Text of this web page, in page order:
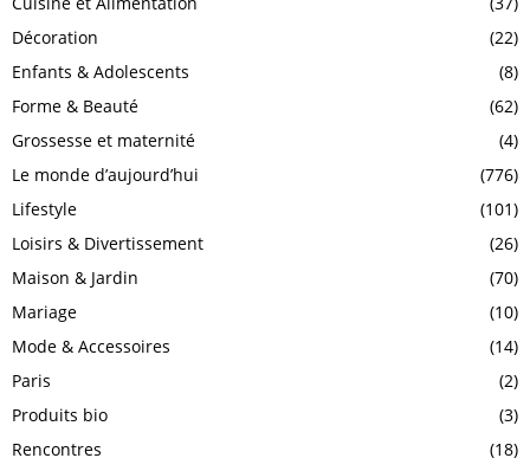
Décoration
(22)
Enfants & Adolescents
(8)
Forme & Beauté
(62)
Grossesse et maternité
(4)
Le monde d’aujourd’hui
(776)
Lifestyle
(101)
Loisirs & Divertissement
(26)
Maison & Jardin
(70)
Mariage
(10)
Mode & Accessoires
(14)
Paris
(2)
Produits bio
(3)
Rencontres
(18)